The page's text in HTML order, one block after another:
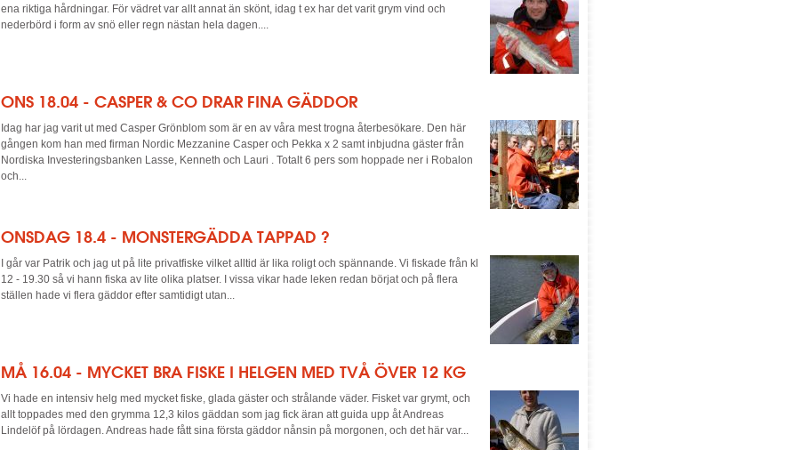
ena riktiga hårdningar. För vädret var allt annat än skönt, idag t ex har det varit grym vind och
nederbörd i form av snö eller regn nästan hela dagen....
ONS 18.04 - CASPER & CO DRAR FINA GÄDDOR
Idag har jag varit ut med Casper Grönblom som är en av våra mest trogna återbesökare. Den här
gången kom han med firman Nordic Mezzanine Casper och Pekka x 2 samt inbjudna gäster från
Nordiska Investeringsbanken Lasse, Kenneth och Lauri . Totalt 6 pers som hoppade ner i Robalon
och...
ONSDAG 18.4 - MONSTERGÄDDA TAPPAD ?
I går var Patrik och jag ut på lite privatfiske vilket alltid är lika roligt och spännande. Vi fiskade från kl
12 - 19.30 så vi hann fiska av lite olika platser. I vissa vikar hade leken redan börjat och på flera
ställen hade vi flera gäddor efter samtidigt utan...
MÅ 16.04 - MYCKET BRA FISKE I HELGEN MED TVÅ ÖVER 12 KG
Vi hade en intensiv helg med mycket fiske, glada gäster och strålande väder. Fisket var grymt, och
allt toppades med den grymma 12,3 kilos gäddan som jag fick äran att guida upp åt Andreas
Lindelöf på lördagen. Andreas hade fått sina första gäddor nånsin på morgonen, och det här var...